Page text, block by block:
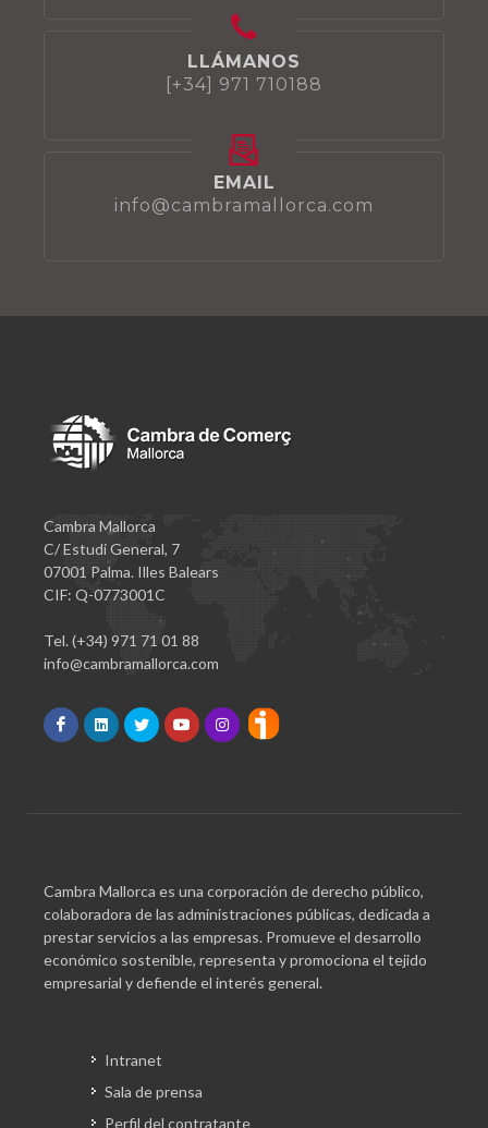
LLÁMANOS
[+34] 971 710188
EMAIL
info@cambramallorca.com
Cambra Mallorca
C/ Estudi General, 7
07001 Palma. Illes Balears
CIF: Q-0773001C
Tel. (+34) 971 71 01 88
info@cambramallorca.com
Cambra Mallorca es una corporación de derecho público,
colaboradora de las administraciones públicas, dedicada a
prestar servicios a las empresas. Promueve el desarrollo
económico sostenible, representa y promociona el tejido
empresarial y defiende el interés general.
Intranet
Sala de prensa
Perfil del contratante